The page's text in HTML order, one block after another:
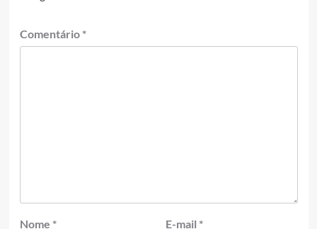
Comentário *
Nome * E-mail *